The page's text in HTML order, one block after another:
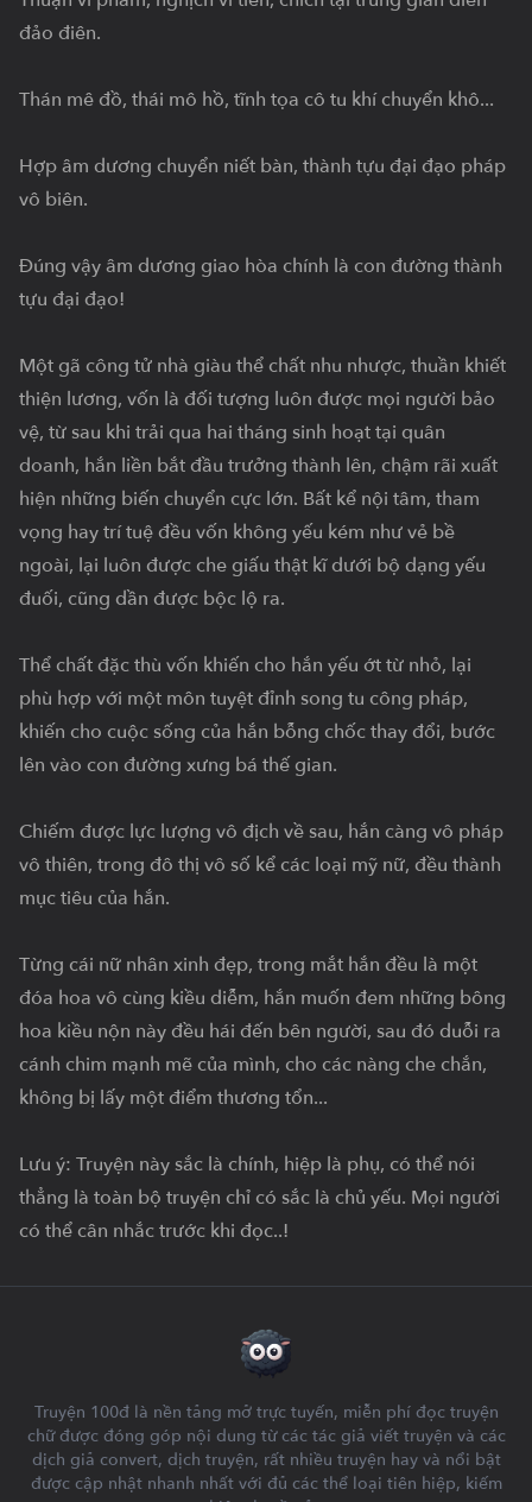
đảo điên.
Thán mê đồ, thái mô hồ, tĩnh tọa cô tu khí chuyển khô...
Hợp âm dương chuyển niết bàn, thành tựu đại đạo pháp
vô biên.
Đúng vậy âm dương giao hòa chính là con đường thành
tựu đại đạo!
Một gã công tử nhà giàu thể chất nhu nhược, thuần khiết
thiện lương, vốn là đối tượng luôn được mọi người bảo
vệ, từ sau khi trải qua hai tháng sinh hoạt tại quân
doanh, hắn liền bắt đầu trưởng thành lên, chậm rãi xuất
hiện những biến chuyển cực lớn. Bất kể nội tâm, tham
vọng hay trí tuệ đều vốn không yếu kém như vẻ bề
ngoài, lại luôn được che giấu thật kĩ dưới bộ dạng yếu
đuối, cũng dần được bộc lộ ra.
Thể chất đặc thù vốn khiến cho hắn yếu ớt từ nhỏ, lại
phù hợp với một môn tuyệt đỉnh song tu công pháp,
khiến cho cuộc sống của hắn bỗng chốc thay đổi, bước
lên vào con đường xưng bá thế gian.
Chiếm được lực lượng vô địch về sau, hắn càng vô pháp
vô thiên, trong đô thị vô số kể các loại mỹ nữ, đều thành
mục tiêu của hắn.
Từng cái nữ nhân xinh đẹp, trong mắt hắn đều là một
đóa hoa vô cùng kiều diễm, hắn muốn đem những bông
hoa kiều nộn này đều hái đến bên người, sau đó duỗi ra
cánh chim mạnh mẽ của mình, cho các nàng che chắn,
không bị lấy một điểm thương tổn...
Lưu ý: Truyện này sắc là chính, hiệp là phụ, có thể nói
thẳng là toàn bộ truyện chỉ có sắc là chủ yếu. Mọi người
có thể cân nhắc trước khi đọc..!
Truyện 100đ là nền tảng mở trực tuyến, miễn phí đọc truyện
chữ được đóng góp nội dung từ các tác giả viết truyện và các
dịch giả convert, dịch truyện, rất nhiều truyện hay và nổi bật
được cập nhật nhanh nhất với đủ các thể loại tiên hiệp, kiếm